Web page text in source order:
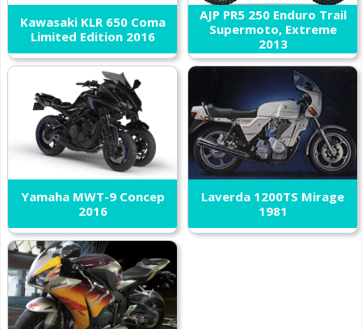
Kawasaki KLR 650 Coma
Limited Edition 2016
AJP PR5 250 Enduro Trail
Supermoto, Extreme
2013
Yamaha MWT-9 Concep
2016
Laverda 1200TS Mirage
1981